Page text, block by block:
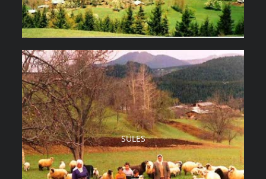
SÜLES